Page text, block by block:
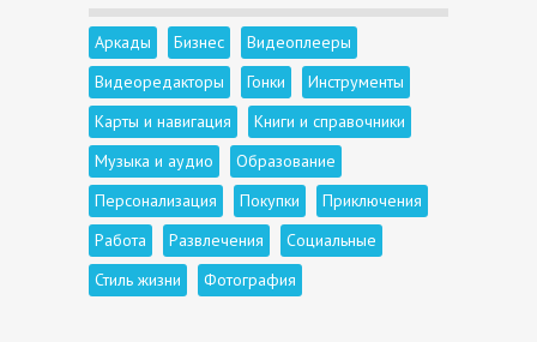
Аркады Бизнес
Видеоплееры
Видеоредакторы
Гонки
Инструменты
Карты и навигация
Книги и справочники
Музыка и аудио
Образование
Персонализация
Покупки
Приключения
Работа
Развлечения
Социальные
Стиль жизни
Фотография